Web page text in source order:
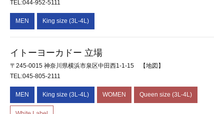
TEL:044-952-5111
MEN King size (3L-4L)
イトーヨーカドー 立場
〒245-0015 神奈川県横浜市泉区中田西1-1-15
【地図】
TEL:045-805-2111
MEN King size (3L-4L) WOMEN Queen size (3L-4L)